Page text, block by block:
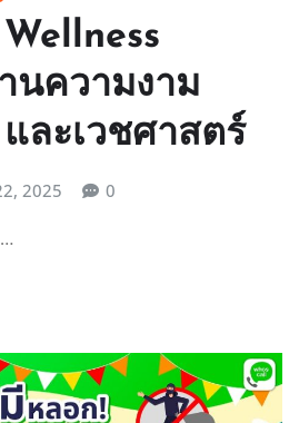
นความงาม
ละเวชศาสตร์
2025 0